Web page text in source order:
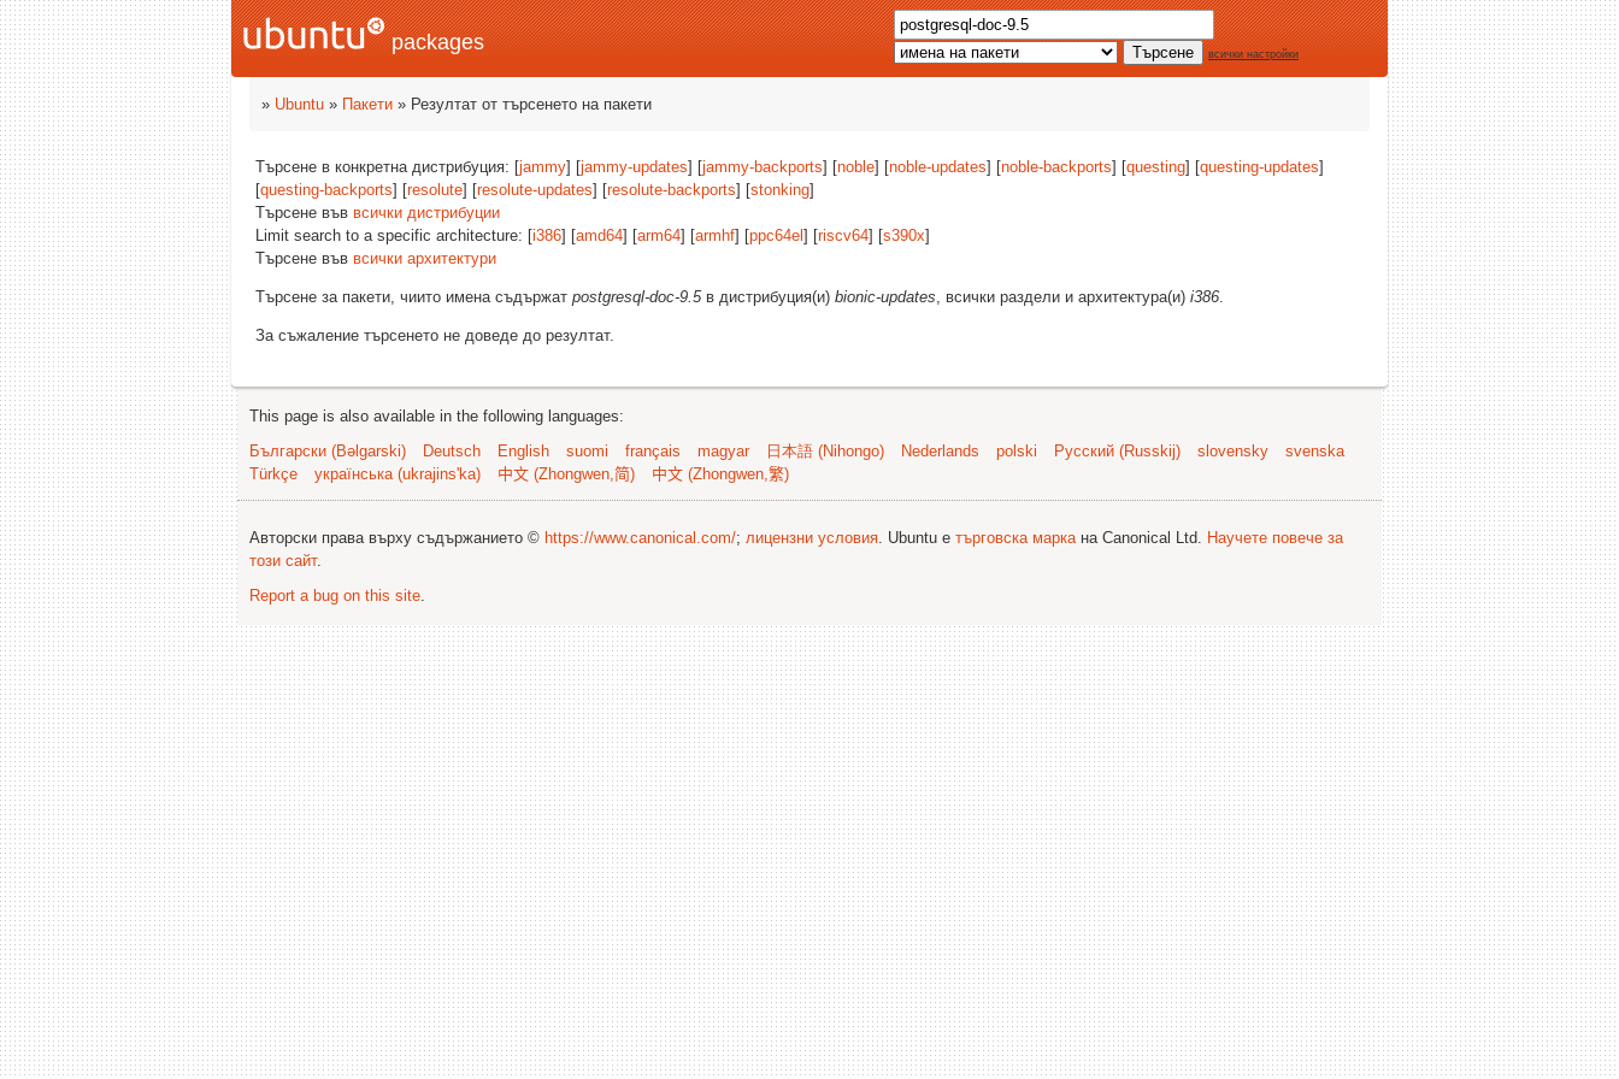
packages всички настройки
» Ubuntu » Пакети » Резултат от търсенето на пакети
Търсене в конкретна дистрибуция: [jammy] [jammy-updates] [jammy-backports] [noble] [noble-updates] [noble-backports] [questing] [questing-updates]
[questing-backports] [resolute] [resolute-updates] [resolute-backports] [stonking]
Търсене във всички дистрибуции
Limit search to a specific architecture: [i386] [amd64] [arm64] [armhf] [ppc64el ] [riscv64] [s390x]
Търсене във всички архитектури
Търсене за пакети, чиито имена съдържат postgresql-doc-9.5в дистрибуция(и) bionic-updates, всички раздели и архитектура(и) i386.
За съжаление търсенето не доведе до резултат.
This page is also available in the following languages:
Български (Bəlgarski)
Deutsch English suomi français magyar 日本語 (Nihongo) Nederlands polski Русский (Russkij) slovensky
svenska
Türkçe
українська (ukrajins'ka) 中文 (Zhongwen,简) 中文 (Zhongwen,繁)
Авторски права върху съдържанието © https://www.canonical.com/; лицензни условия. Ubuntu е търговска маркана Canonical Ltd. Научете повече за
този сайт.
Report a bug on this site.